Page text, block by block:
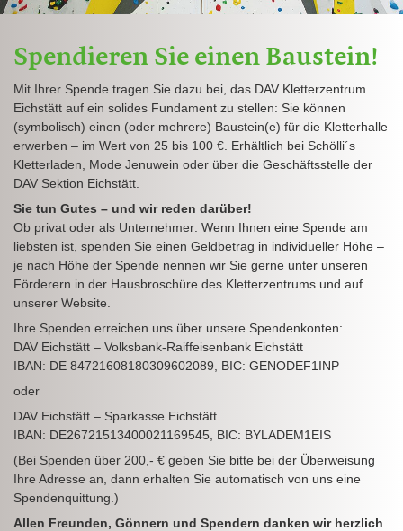
Spendieren Sie einen Baustein!
Mit Ihrer Spende tragen Sie dazu bei, das DAV Kletterzentrum
Eichstätt auf ein solides Fundament zu stellen: Sie können
(symbolisch) einen (oder mehrere) Baustein(e) für die Kletterhalle
erwerben – im Wert von 25 bis 100 €. Erhältlich bei Schölli´s
Kletterladen, Mode Jenuwein oder über die Geschäftsstelle der
DAV Sektion Eichstätt.
Sie tun Gutes – und wir reden darüber!
Ob privat oder als Unternehmer: Wenn Ihnen eine Spende am
liebsten ist, spenden Sie einen Geldbetrag in individueller Höhe –
je nach Höhe der Spende nennen wir Sie gerne unter unseren
Förderern in der Hausbroschüre des Kletterzentrums und auf
unserer Website.
Ihre Spenden erreichen uns über unsere Spendenkonten:
DAV Eichstätt – Volksbank-Raiffeisenbank Eichstätt
IBAN: DE 84721608180309602089, BIC: GENODEF1INP
oder
DAV Eichstätt – Sparkasse Eichstätt
IBAN: DE26721513400021169545, BIC: BYLADEM1EIS
(Bei Spenden über 200,- € geben Sie bitte bei der Überweisung
Ihre Adresse an, dann erhalten Sie automatisch von uns eine
Spendenquittung.)
Allen Freunden, Gönnern und Spendern danken wir herzlich